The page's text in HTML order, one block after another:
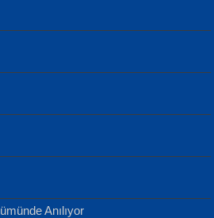
İmtihanı...
Ülkemin
Anılıyor